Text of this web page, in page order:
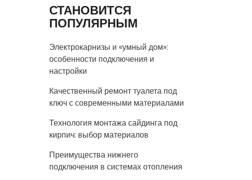
СТАНОВИТСЯ
ПОПУЛЯРНЫМ
Электрокарнизы и «умный дом»:
особенности подключения и
настройки
Качественный ремонт туалета под
ключ с современными материалами
Технология монтажа сайдинга под
кирпич: выбор материалов
Преимущества нижнего
подключения в системах отопления